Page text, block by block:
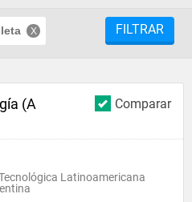
FILTRAR
Comparar
(A
Latinoamericana